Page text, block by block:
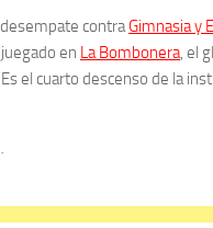
contra Gimnasia y
en La Bombonera , el
el cuarto descenso de la